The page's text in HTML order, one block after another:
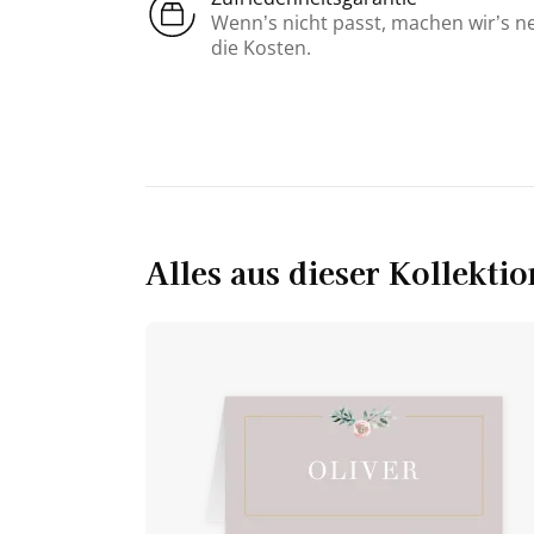
Wenn’s nicht passt, machen wir’s
die Kosten.
Alles aus dieser